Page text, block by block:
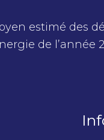
estimé des
de l’année